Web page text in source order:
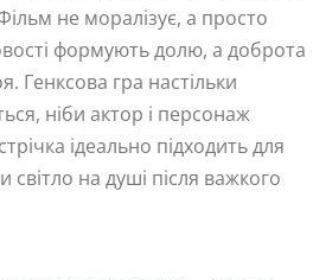
не моралізує, а просто
формують долю, а доброта
Генксова гра настільки
ніби актор і персонаж
ідеально підходить для
світло на душі після важкого